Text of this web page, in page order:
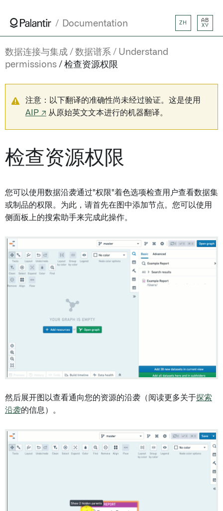
Documentation ZH
AB
XY
数据连接与集成 数据谱系
Understand
permissions
检查资源权限
注意：以下翻译的准确性尚未经过验证。这是使用
AIP ↗ 从原始英文文本进行的机器翻译。
检查资源权限
您可以使用数据沿袭通过"权限"着色选项检查用户查看数据集
或制品的权限。为此，请首先在图中添加节点。您可以使用
侧面板上的搜索助手来完成此操作。
然后展开图以查看通向您的资源的沿袭（阅读更多关于探索
沿袭的信息）。